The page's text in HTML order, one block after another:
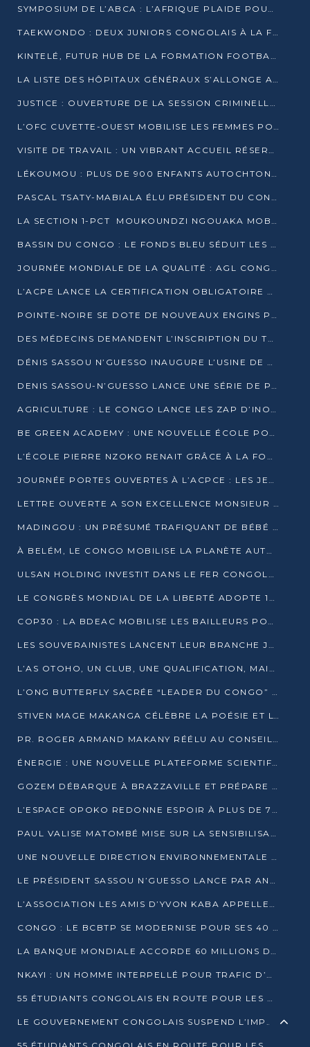
SYMPOSIUM DE L’ABCA : L’AFRIQUE PLAIDE POUR UN FINANCEMENT CLIMATIQUE ÉQUITABLE
TAEKWONDO : DEUX JUNIORS CONGOLAIS À LA FINALE D’OPEN SYRIES 2025 À ABIDJAN
KINTELÉ, FUTUR HUB DE LA FORMATION FOOTBALLISTIQUE AFRICAINE ?
LA LISTE DES HÔPITAUX GÉNÉRAUX S’ALLONGE AU CONGO
JUSTICE : OUVERTURE DE LA SESSION CRIMINELLE À BRAZZAVILLE AVEC 52 DOSSIERS AU RÔLE
L’OFC CUVETTE-OUEST MOBILISE LES FEMMES POUR ACCUEILLIR LE PRÉSIDENT DE LA RÉPUBLIQUE
VISITE DE TRAVAIL : UN VIBRANT ACCUEIL RÉSERVÉ À DENIS SASSOU-N’GUESSO PAR L’ASSOCIATION « LES AMIS DE WOMO »
LÉKOUMOU : PLUS DE 900 ENFANTS AUTOCHTONES REÇOIVENT DES KITS SCOLAIRES GRÂCE À L’ESPACE OPOKO
PASCAL TSATY-MABIALA ÉLU PRÉSIDENT DU CONSEIL NATIONAL DE L’UPADS
LA SECTION 1-PCT MOUKOUNDZI NGOUAKA MOBILISE 100 000 FCFA POUR LE 6ᵉ CONGRÈS DU PARTI
BASSIN DU CONGO : LE FONDS BLEU SÉDUIT LES BAILLEURS À BELÉM
JOURNÉE MONDIALE DE LA QUALITÉ : AGL CONGO FORME ET SENSIBILISE LES JEUNES TALENTS
L’ACPE LANCE LA CERTIFICATION OBLIGATOIRE DES CONTRATS DE TRAVAIL DES TRANSPORTEURS
POINTE-NOIRE SE DOTE DE NOUVEAUX ENGINS POUR L’ASSAINISSEMENT ET L’ENTRETIEN ROUTIER
DES MÉDECINS DEMANDENT L’INSCRIPTION DU TRAITEMENT DU PIED-BOT DANS LES CURSUS UNIVERSITAIRES
DÉNIS SASSOU N’GUESSO INAUGURE L’USINE DE VALORISATION DU GAZ ASSOCIÉ
DENIS SASSOU-N’GUESSO LANCE UNE SÉRIE DE PROJETS DANS LE KOUILOU
AGRICULTURE : LE CONGO LANCE LES ZAP D’INONI ET YONO
BE GREEN ACADEMY : UNE NOUVELLE ÉCOLE POUR LES MÉTIERS DE L’ÉCOLOGIE À POINTE-NOIRE
L’ÉCOLE PIERRE NZOKO RENAIT GRÂCE À LA FONDATION MUCODEC
JOURNÉE PORTES OUVERTES À L’ACPCE : LES JEUNES EN IMMERSION DANS L’ENTREPRISE
LETTRE OUVERTE A SON EXCELLENCE MONSIEUR DENIS SASSOU NGUESSO, PRESIDENT DE LAREPUBLIQUE DU CONGO
MADINGOU : UN PRÉSUMÉ TRAFIQUANT DE BÉBÉ CHIMPANZÉ FIXÉ SUR SON SORT LE 20 NOVEMBRE
À BELÉM, LE CONGO MOBILISE LA PLANÈTE AUTOUR DU FONDS BLEU POUR LE BASSIN DU CONGO
ULSAN HOLDING INVESTIT DANS LE FER CONGOLAIS
LE CONGRÈS MONDIAL DE LA LIBERTÉ ADOPTE 14 RÉSOLUTIONS HISTORIQUES
COP30 : LA BDEAC MOBILISE LES BAILLEURS POUR LE FONDS BLEU DU BASSIN DU CONGO
LES SOUVERAINISTES LANCENT LEUR BRANCHE JEUNE À BRAZZAVILLE
L’AS OTOHO, UN CLUB, UNE QUALIFICATION, MAIS ENCORE DES DOUTES
L’ONG BUTTERFLY SACRÉE “LEADER DU CONGO” AU PRIX D’EXCELLENCE 2025
STIVEN MAGE MAKANGA CÉLÈBRE LA POÉSIE ET L’HUMAIN AVEC SON RECUEIL “HECTARE”
PR. ROGER ARMAND MAKANY RÉÉLU AU CONSEIL DE L’AUF
ÉNERGIE : UNE NOUVELLE PLATEFORME SCIENTIFIQUE POUR LA TRANSITION ÉNERGÉTIQUE EN AFRIQUE CENTRALE
GOZEM DÉBARQUE À BRAZZAVILLE ET PRÉPARE SON ARRIVÉE À POINTE-NOIRE
L’ESPACE OPOKO REDONNE ESPOIR À PLUS DE 775 ÉLÈVES AUTOCHTONES DANS LE NORD DU CONGO
PAUL VALISE MATOMBÉ MISE SUR LA SENSIBILISATION POUR ÉRAQUER LE GRAND BANDITISME
UNE NOUVELLE DIRECTION ENVIRONNEMENTALE POUR RENFORCER LA GESTION DES DONNÉES AU CONGO
LE PRÉSIDENT SASSOU N’GUESSO LANCE PAR ANTICIPATION LA 39ÈME JOURNÉE NATIONALE DE L’ARBRE
L’ASSOCIATION LES AMIS D’YVON KABA APPELLENT DENIS SASSOU N’GUESSO À SE PORTER CANDIDAT
CONGO : LE BCBTP SE MODERNISE POUR SES 40 ANS D’EXISTENCE
LA BANQUE MONDIALE ACCORDE 60 MILLIONS DE DOLLARS POUR LA RÉSILIENCE URBAINE AU CONGO
NKAYI : UN HOMME INTERPELLÉ POUR TRAFIC D’UN BÉBÉ CHIMPANZÉ
55 ÉTUDIANTS CONGOLAIS EN ROUTE POUR LES UNIVERSITÉS ALGÉRIENNES
LE GOUVERNEMENT CONGOLAIS SUSPEND L’IMPORTATION DES MACHETTES ET DES MOTOS